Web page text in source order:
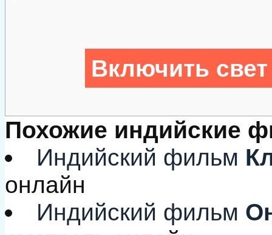
Включить
Похожие индийские
Индийский фильм
онлайн
Индийский фильм